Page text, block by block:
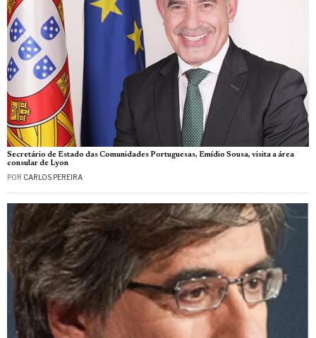
Secretário de Estado das Comunidades Portuguesas, Emídio Sousa, visita a área
consular de Lyon
POR CARLOS PEREIRA